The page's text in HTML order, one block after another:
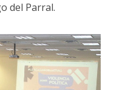
del Parral.